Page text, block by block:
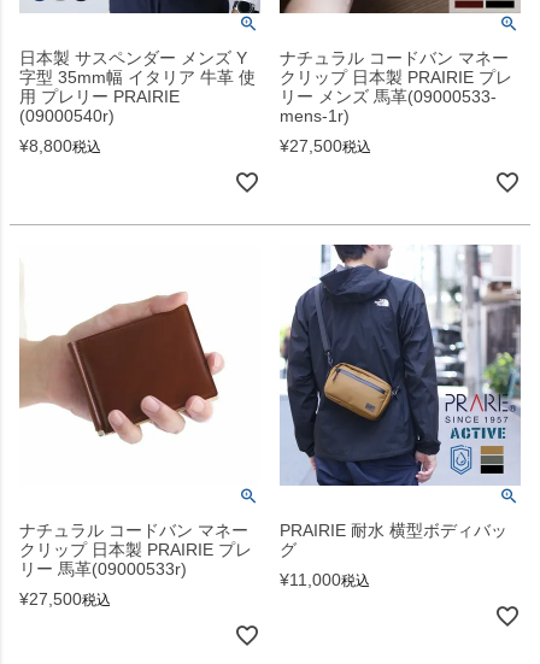
日本製 サスペンダー メンズ Y
字型 35mm幅 イタリア 牛革 使
用 プレリー PRAIRIE
(09000540r)
¥8,800税込
ナチュラル コードバン マネー
クリップ 日本製 PRAIRIE プレ
リー メンズ 馬革(09000533-
mens-1r)
¥27,500税込
ナチュラル コードバン マネー
クリップ 日本製 PRAIRIE プレ
リー 馬革(09000533r)
¥27,500税込
PRAIRIE 耐水 横型ボディバッ
グ
¥11,000税込